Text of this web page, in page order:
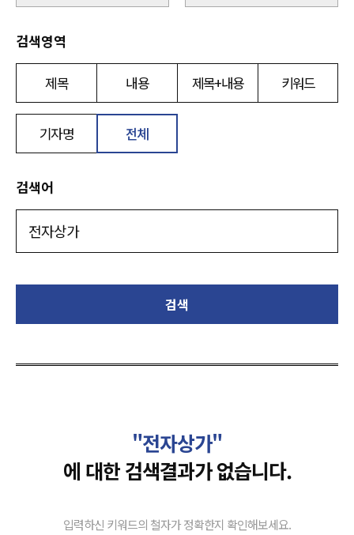
검색영역
제목 내용 제목+내용 키워드
기자명 전체
검색어
검색
"전자상가"
에 대한 검색결과가 없습니다.
입력하신 키워드의 철자가 정확한지 확인해보세요.